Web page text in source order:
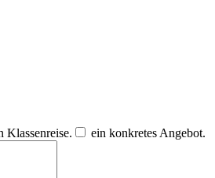
Klassenreise.
ein konkretes Angebot.